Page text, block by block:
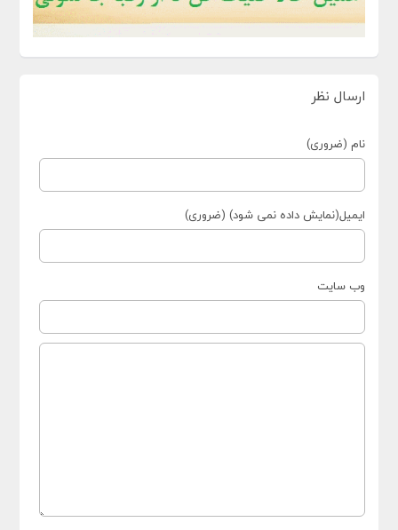
ارسال نظر
نام (ضروری)
ایمیل(نمایش داده نمی شود) (ضروری)
وب سایت